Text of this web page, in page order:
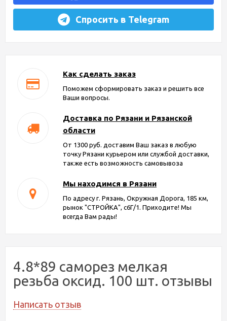
Спросить в Telegram
Как сделать заказ
Поможем сформировать заказ и решить все
Ваши вопросы.
Доставка по Рязани и Рязанской
области
От 1300 руб. доставим Ваш заказ в любую
точку Рязани курьером или службой доставки,
также есть возможность самовывоза
Мы находимся в Рязани
По адресу г. Рязань, Окружная Дорога, 185 км,
рынок "СТРОЙКА", с6Г/1. Приходите! Мы
всегда Вам рады!
4.8*89 саморез мелкая
резьба оксид. 100 шт. отзывы
Написать отзыв